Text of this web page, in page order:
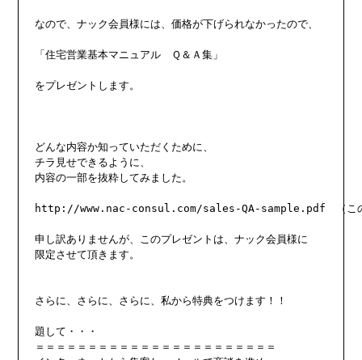
なので、ナック会員様には、価格が下げられなかったので、
「住宅営業基本マニュアル　Ｑ＆Ａ集」
をプレゼントします。
どんな内容か知っていただくために、
チラ見せできるように、
内容の一部を抜粋してみました。
http://www.nac-consul.com/sales-QA-sample.pdf　（この
申し訳ありませんが、このプレゼントは、ナック会員様に
限定させて頂きます。
さらに、さらに、さらに、私から特典をつけます！！
題して・・・
＝＝＝＝＝＝＝＝＝＝＝＝＝＝＝＝＝＝＝＝＝＝＝